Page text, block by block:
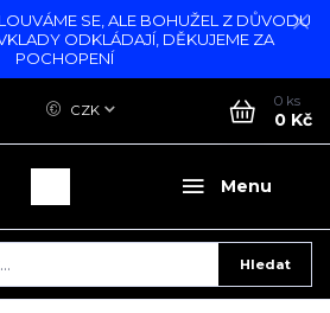
SE, ALE BOHUŽEL Z DŮVODU
ODKLÁDAJÍ, DĚKUJEME ZA
POCHOPENÍ
Menu
CZK
Hledat
0 ks
0 Kč